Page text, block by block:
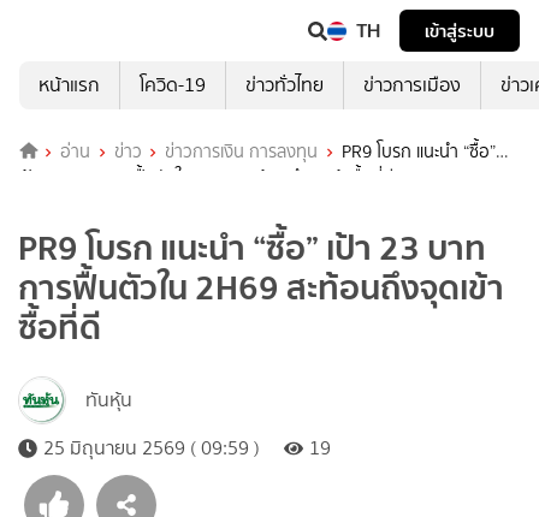
TH
เข้าสู่ระบบ
หน้าแรก
โควิด-19 ข่าวทั่วไทย ข่าวการเมือง ข่าว
อ่าน ข่าว ข่าวการเงิน การลงทุน
PR9 โบรก แนะนำ “ซื้อ”
เป้า 23 บาท การฟื้นตัวใน 2H69 สะท้อนถึงจุดเข้าซื้อที่ดี
PR9 โบรก แนะนำ “ซื้อ” เป้า 23 บาท
การฟื้นตัวใน 2H69 สะท้อนถึงจุดเข้า
ซื้อที่ดี
ทันหุ้น
25 มิถุนายน 2569 ( 09:59 )
19